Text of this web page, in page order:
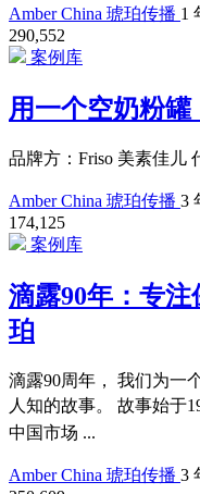
Amber China 琥珀传播 1
290,552
案例库
用一个空奶粉
品牌方：Friso 美素佳儿
Amber China 琥珀传播 3
174,125
案例库
滴露90年：专
珀
滴露90周年， 我们为一
人知的故事。 故事始于
中国市场 ...
Amber China 琥珀传播 3